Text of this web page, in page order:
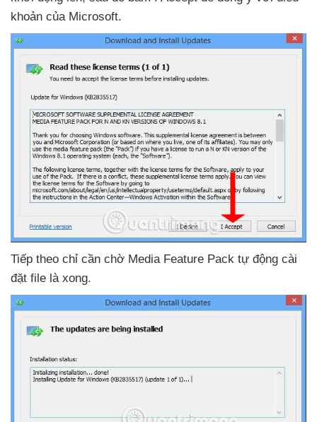
khoản của Microsoft.
Tiếp theo chỉ cần chờ Media Feature Pack tự động cài
đặt file là xong.